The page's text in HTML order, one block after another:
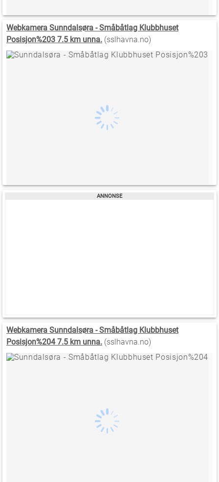
Webkamera Sunndalsøra - Småbåtlag Klubbhuset
Posisjon%203 7.5 km unna. (sslhavna.no)
Webkamera Sunndalsøra - Småbåtlag Klubbhuset
Posisjon%204 7.5 km unna. (sslhavna.no)